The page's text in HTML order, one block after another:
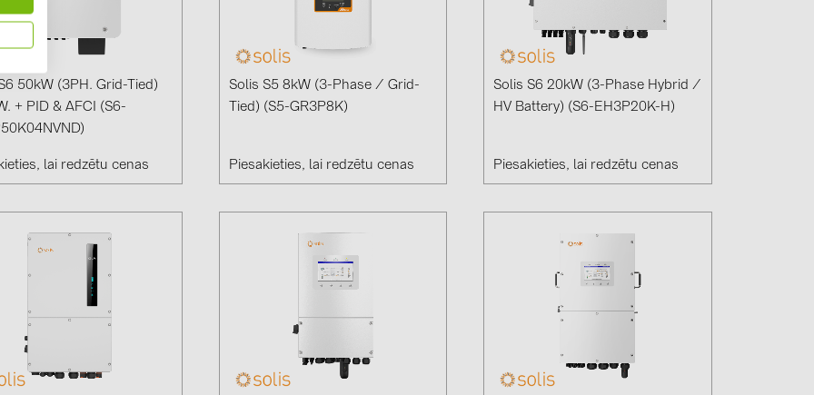
50kW (3PH. Grid-Tied)
+ PID & AFCI (S6-
lai redzētu cenas
Solis S5 8kW (3-Phase / Grid-
Tied) (S5-GR3P8K)
Piesakieties, lai redzētu cenas
Solis S6 20kW (3-Phase Hybrid /
HV Battery) (S6-EH3P20K-H)
Piesakieties, lai redzētu cenas